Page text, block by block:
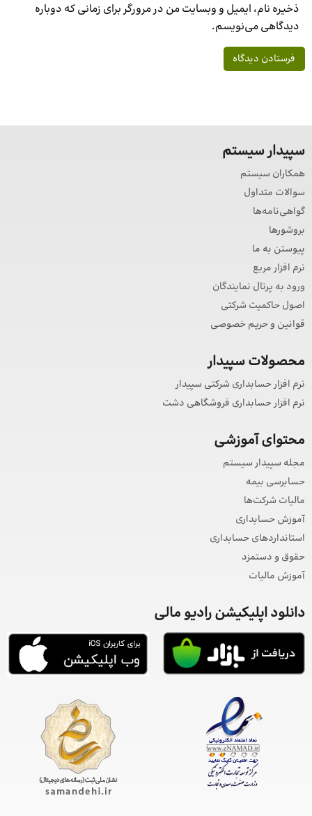
ذخیره نام، ایمیل و وبسایت من در مرورگر برای زمانی که دوباره
دیدگاهی می‌نویسم.
سپیدار سیستم
همکاران سیستم
سوالات متداول
گواهی‌نامه‌ها
بروشورها
پیوستن به ما
نرم افزار مربع
ورود به پرتال نمایندگان
اصول حاکمیت شرکتی
قوانین و حریم خصوصی
محصولات سپیدار
نرم افزار حسابداری شرکتی سپیدار
نرم افزار حسابداری فروشگاهی دشت
محتوای آموزشی
مجله سپیدار سیستم
حسابرسی بیمه
مالیات شرکت‌ها
آموزش حسابداری
استانداردهای حسابداری
حقوق و دستمزد
آموزش مالیات
دانلود اپلیکیشن رادیو مالی